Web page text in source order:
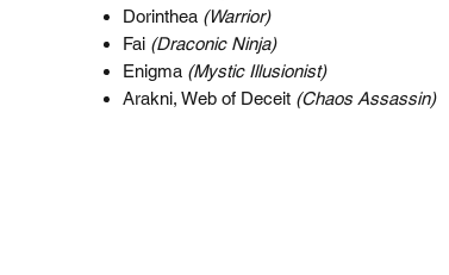
Dorinthea (Warrior)
Fai (Draconic Ninja)
Enigma (Mystic Illusionist)
Arakni, Web of Deceit (Chaos Assassin)